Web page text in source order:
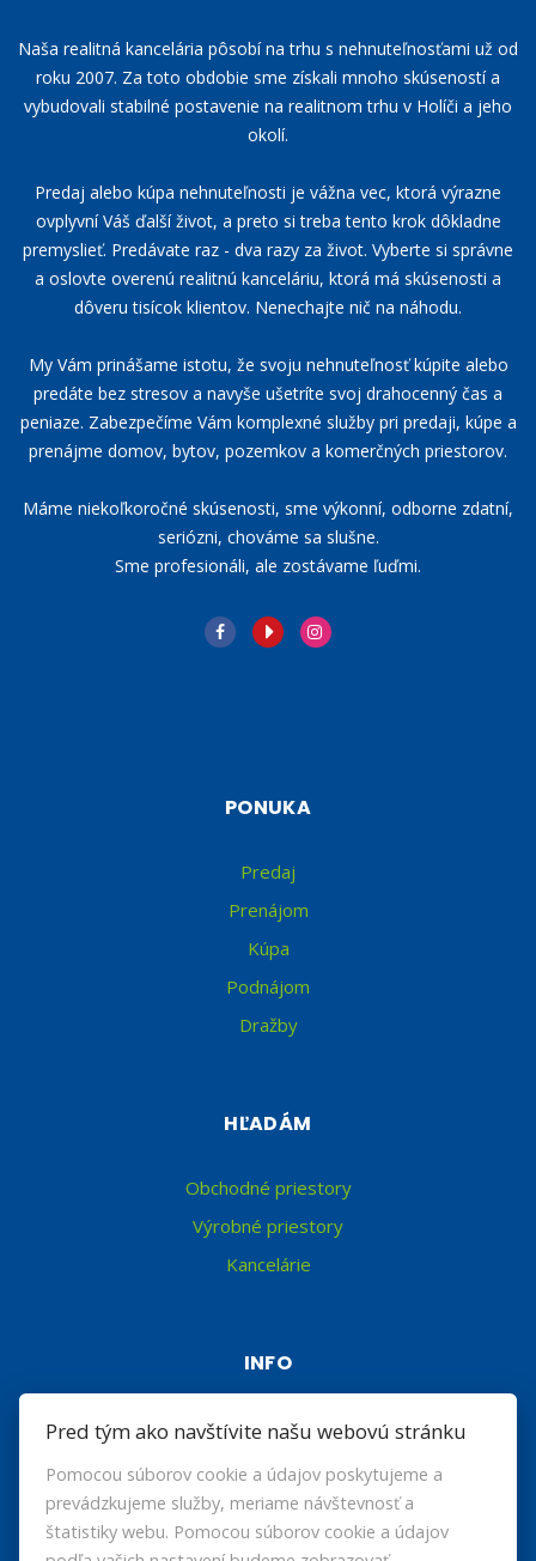
Naša realitná kancelária pôsobí na trhu s nehnuteľnosťami už od
roku 2007. Za toto obdobie sme získali mnoho skúseností a
vybudovali stabilné postavenie na realitnom trhu v Holíči a jeho
okolí.
Predaj alebo kúpa nehnuteľnosti je vážna vec, ktorá výrazne
ovplyvní Váš ďalší život, a preto si treba tento krok dôkladne
premyslieť. Predávate raz - dva razy za život. Vyberte si správne
a oslovte overenú realitnú kanceláriu, ktorá má skúsenosti a
dôveru tisícok klientov. Nenechajte nič na náhodu.
My Vám prinášame istotu, že svoju nehnuteľnosť kúpite alebo
predáte bez stresov a navyše ušetríte svoj drahocenný čas a
peniaze. Zabezpečíme Vám komplexné služby pri predaji, kúpe a
prenájme domov, bytov, pozemkov a komerčných priestorov.
Máme niekoľkoročné skúsenosti, sme výkonní, odborne zdatní,
seriózni, chováme sa slušne.
Sme profesionáli, ale zostávame ľuďmi.
PONUKA
Predaj
Prenájom
Kúpa
Podnájom
Dražby
HĽADÁM
Obchodné priestory
Výrobné priestory
Kancelárie
INFO
Makléri
Napíšte nám
Kontakt
Pred tým ako navštívite našu webovú stránku
Pomocou súborov cookie a údajov poskytujeme a
prevádzkujeme služby, meriame návštevnosť a
štatistiky webu. Pomocou súborov cookie a údajov